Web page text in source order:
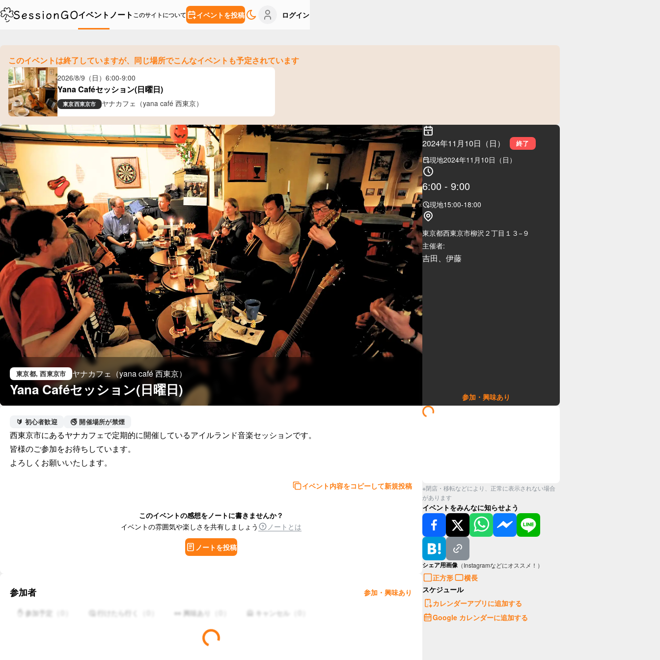
イベント ノート このサイトについて イベントを投稿 ログイン
このイベントは終了していますが、 同じ場所でこんなイベントも予定されています
2026/8/9（日） 6:00-9:00
Yana Caféセッション(日曜日)
東京西東京市 ヤナカフェ（yana café 西東京）
東京都, 西東京市 ヤナカフェ（yana café 西東京）
Yana Caféセッション(日曜日)
2024年11月10日（日） 終了
現地2024年11月10日（日）
6:00 - 9:00
現地15:00-18:00
東京都西東京市柳沢２丁目１３−９
主催者:
吉田、伊藤
参加・興味あり
🔰 初心者歓迎 🚭 開催場所が禁煙
西東京市にあるヤナカフェで定期的に開催しているアイルランド音楽セッションです。
皆様のご参加をお待ちしています。
よろしくお願いいたします。
イベント内容をコピーして新規投稿
このイベントの感想をノートに書きませんか？
イベントの雰囲気や楽しさを共有しましょう
ノートとは
ノートを投稿
参加者 参加・興味あり
✋ 参加予定 🤔 行けたら行く 👀 興味あり 🙅 キャンセル
※閉店・移転などにより、正常に表示されない場合
があります
イベントをみんなに知らせよう
シェア用画像 （Instagramなどにオススメ！）
正方形
横長
スケジュール
カレンダーアプリに追加する
Google カレンダーに追加する